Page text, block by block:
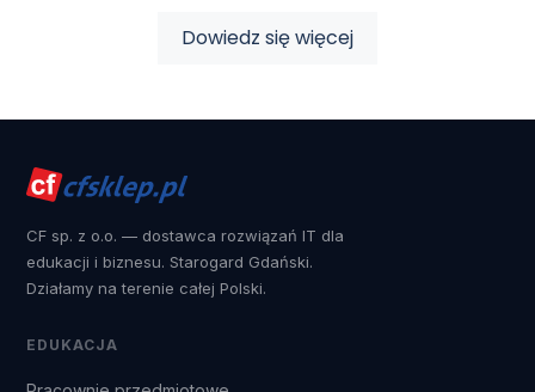
Dowiedz się więcej
CF sp. z o.o. — dostawca rozwiązań IT dla
edukacji i biznesu. Starogard Gdański.
Działamy na terenie całej Polski.
EDUKACJA